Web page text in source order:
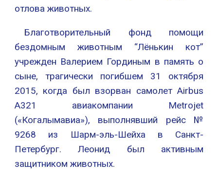
отлова животных.
Благотворительный фонд помощи
бездомным животным “Лёнькин кот”
учрежден Валерием Гординым в память о
сыне, трагически погибшем 31 октября
2015, когда был взорван самолет Airbus
A321 авиакомпании Metrojet
(«Когалымавиа»), выполнявший рейс №
9268 из Шарм-эль-Шейха в Санкт-
Петербург. Леонид был активным
защитником животных.